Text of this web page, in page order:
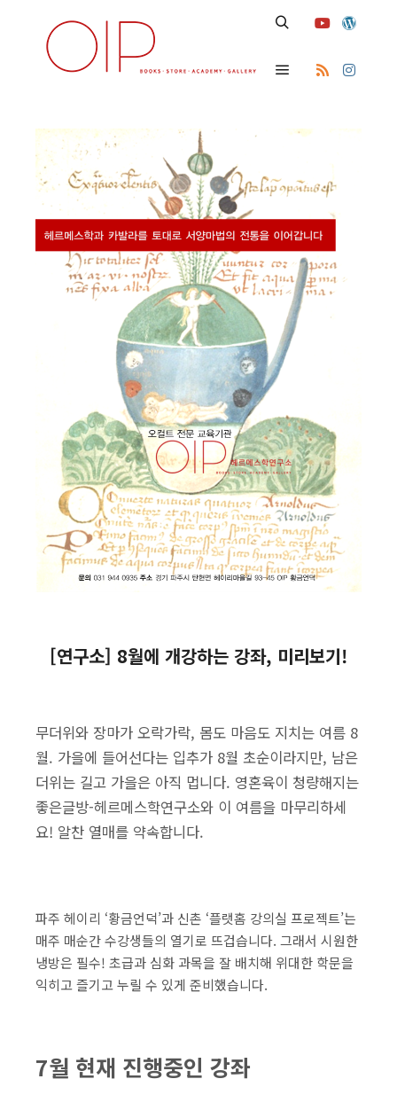
[연구소] 8월에 개강하는 강좌, 미리보기!
무더위와 장마가 오락가락, 몸도 마음도 지치는 여름 8
월. 가을에 들어선다는 입추가 8월 초순이라지만, 남은
더위는 길고 가을은 아직 멉니다. 영혼육이 청량해지는
좋은글방-헤르메스학연구소와 이 여름을 마무리하세
요! 알찬 열매를 약속합니다.
파주 헤이리 ‘황금언덕’과 신촌 ‘플랫홈 강의실 프로젝트’는
매주 매순간 수강생들의 열기로 뜨겁습니다. 그래서 시원한
냉방은 필수! 초급과 심화 과목을 잘 배치해 위대한 학문을
익히고 즐기고 누릴 수 있게 준비했습니다.
7월 현재 진행중인 강좌